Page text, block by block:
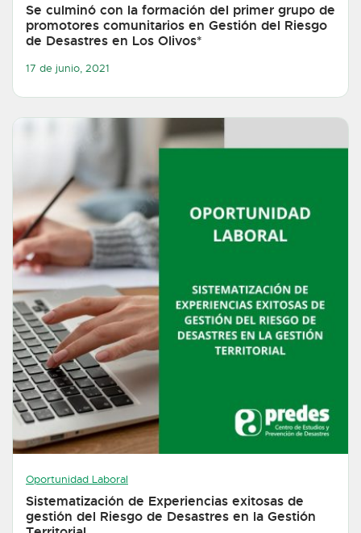
Se culminó con la formación del primer grupo de
promotores comunitarios en Gestión del Riesgo
de Desastres en Los Olivos*
17 de junio, 2021
Oportunidad Laboral
Sistematización de Experiencias exitosas de
gestión del Riesgo de Desastres en la Gestión